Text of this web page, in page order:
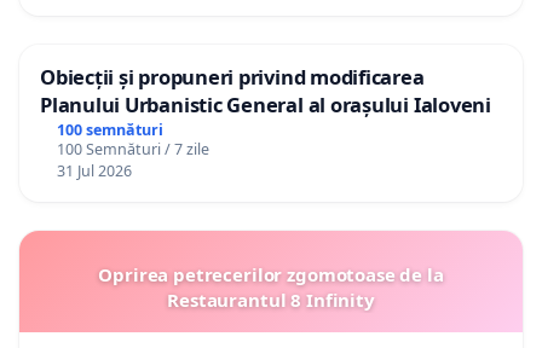
Obiecții și propuneri privind modificarea
Planului Urbanistic General al orașului Ialoveni
100 semnături
100 Semnături / 7 zile
31 Jul 2026
Oprirea petrecerilor zgomotoase de la
Restaurantul 8 Infinity